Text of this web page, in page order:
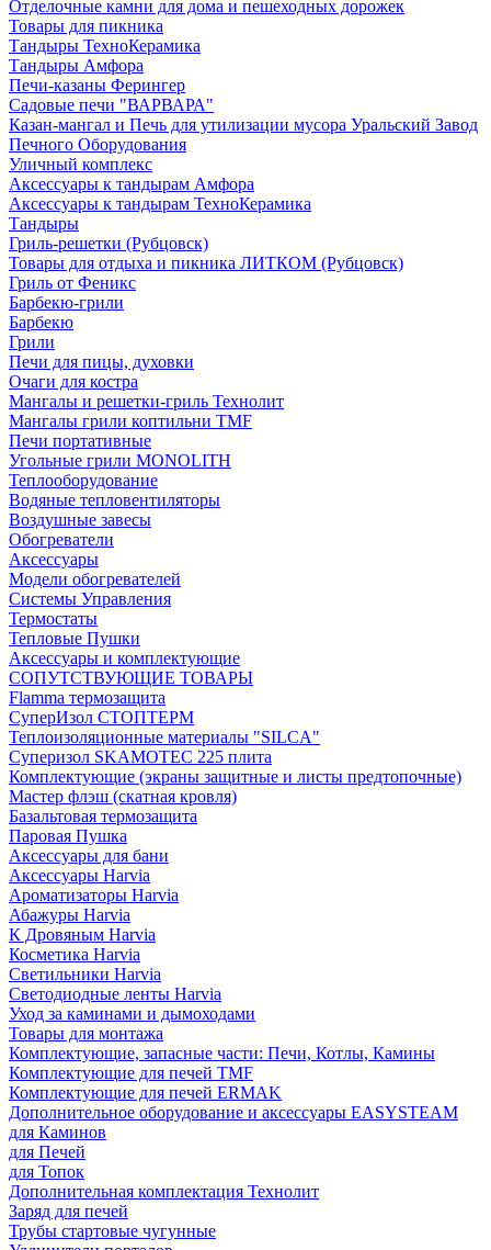
Отделочные камни для дома и пешеходных дорожек
Товары для пикника
Тандыры ТехноКерамика
Тандыры Амфора
Печи-казаны Ферингер
Садовые печи "ВАРВАРА"
Казан-мангал и Печь для утилизации мусора Уральский Завод
Печного Оборудования
Уличный комплекс
Аксессуары к тандырам Амфора
Аксессуары к тандырам ТехноКерамика
Тандыры
Гриль-решетки (Рубцовск)
Товары для отдыха и пикника ЛИТКОМ (Рубцовск)
Гриль от Феникс
Барбекю-грили
Барбекю
Грили
Печи для пицы, духовки
Очаги для костра
Мангалы и решетки-гриль Технолит
Мангалы грили коптильни TMF
Печи портативные
Угольные грили MONOLITH
Теплооборудование
Водяные тепловентиляторы
Воздушные завесы
Обогреватели
Аксессуары
Модели обогревателей
Системы Управления
Термостаты
Тепловые Пушки
Аксессуары и комплектующие
СОПУТСТВУЮЩИЕ ТОВАРЫ
Flamma термозащита
СуперИзол СТОПТЕРМ
Теплоизоляционные материалы "SILCA"
Суперизол SKAMOTEC 225 плита
Комплектующие (экраны защитные и листы предтопочные)
Мастер флэш (скатная кровля)
Базальтовая термозащита
Паровая Пушка
Аксессуары для бани
Аксессуары Harvia
Ароматизаторы Harvia
Абажуры Harvia
К Дровяным Harvia
Косметика Harvia
Светильники Harvia
Светодиодные ленты Harvia
Уход за каминами и дымоходами
Товары для монтажа
Комплектующие, запасные части: Печи, Котлы, Камины
Комплектующие для печей TMF
Комплектующие для печей ERMAK
Дополнительное оборудование и аксессуары EASYSTEAM
для Каминов
для Печей
для Топок
Дополнительная комплектация Технолит
Заряд для печей
Трубы стартовые чугунные